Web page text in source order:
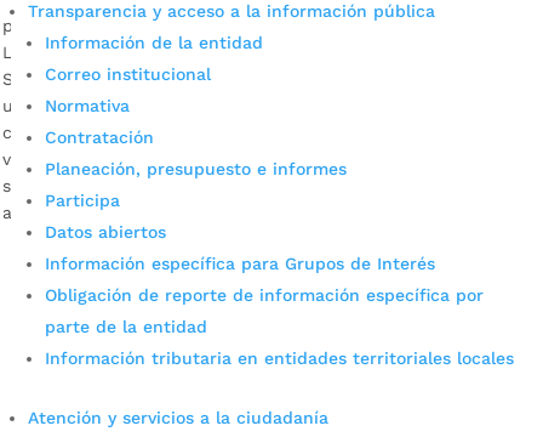
Transparencia y acceso a la información pública
Información de la entidad
Correo institucional
Normativa
Contratación
Planeación, presupuesto e informes
Participa
Datos abiertos
Información específica para Grupos de Interés
Obligación de reporte de información específica por
parte de la entidad
Información tributaria en entidades territoriales locales
Atención y servicios a la ciudadanía
por Alcaldía de Bucaramanga |
La Secretaría del Interior, en articulación con la
Superintendencia de Industria y Comercio, dará apertura a
un espacio en la Casa de Justicia del Norte para que los
consumidores de este sector de la ciudad puedan hacer
valer sus derechos. Descargar audio: José David Cavanzo,
secretario del Interior de Bucaramanga Con el propósito de
adelantar […]